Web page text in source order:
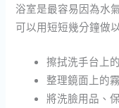
浴室是最容易因為水
可以用短短幾分鐘做
擦拭洗手台上
整理鏡面上的
將洗臉用品、